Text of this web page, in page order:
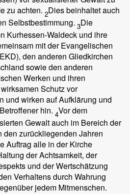
zu achten. 2Dies beinhaltet auch
Selbstbestimmung. 3Die
Kurhessen-Waldeck und ihre
mit der Evangelischen
den anderen Gliedkirchen
sowie den anderen
Werken und ihren
Schutz vor
und wirken auf Aufklärung und
hin. 4Vor dem
Gewalt auch im Bereich der
zurückliegenden Jahren
Auftrag alle in der Kirche
der Achtsamkeit, der
und der Wertschätzung
Verhaltens durch Wahrung
jedem Mitmenschen.